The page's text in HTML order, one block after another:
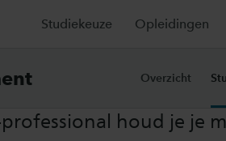
Studiekeuze Opleidingen
Overzicht
inhoud
houd je je